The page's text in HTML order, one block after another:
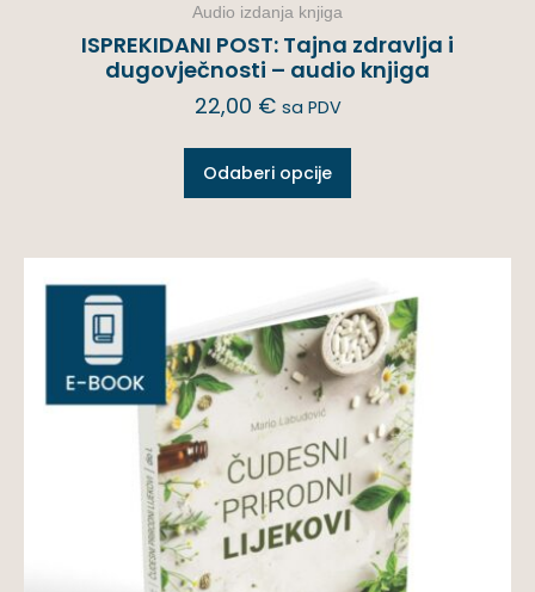
Audio izdanja knjiga
ISPREKIDANI POST: Tajna zdravlja i
dugovječnosti – audio knjiga
22,00 € sa PDV
Odaberi opcije